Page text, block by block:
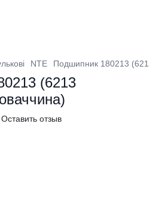
NTE Подшипник 180213 (6213
(6213
Оставить отзыв